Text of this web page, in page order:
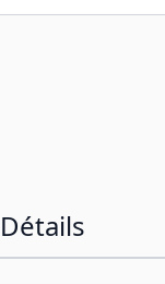
Détails